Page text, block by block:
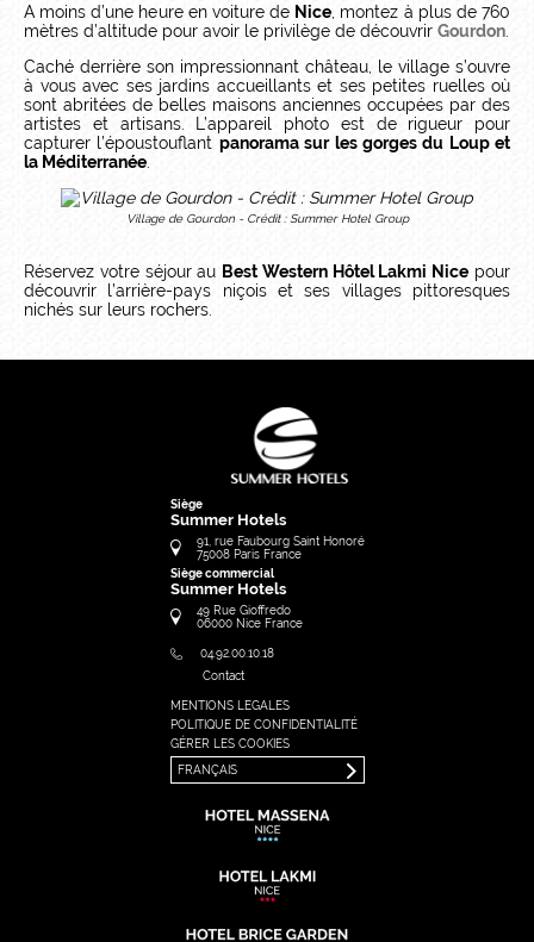
A moins d’une heure en voiture de Nice , montez à plus de 760
mètres d’altitude pour avoir le privilège de découvrir Gourdon
Caché derrière son impressionnant château, le village s’ouvre
à vous avec ses jardins accueillants et ses petites ruelles où
sont abritées de belles maisons anciennes occupées par des
artistes et artisans. L’appareil photo est de rigueur pour
capturer l’époustouflant panorama sur les gorges du Loup et
la Méditerranée
Village de Gourdon - Crédit : Summer Hotel Group
Réservez votre séjour au Best Western Hôtel Lakmi Nice pour
découvrir l’arrière-pays niçois et ses villages pittoresques
nichés sur leurs rochers.
Siège
Summer Hotels
91, rue Faubourg Saint Honoré
75008 Paris France
Siège commercial
Summer Hotels
49 Rue Gioffredo
06000 Nice France
04.92.00.10.18
Contact
MENTIONS LEGALES
POLITIQUE DE CONFIDENTIALITÉ
GÉRER LES COOKIES
FRANÇAIS
FRANÇAIS
ENGLISH